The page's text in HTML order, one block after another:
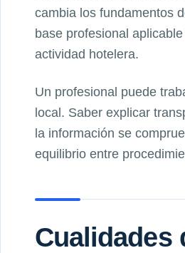
cambia los fundamentos
base profesional
actividad hotelera.
Un profesional puede
local. Saber explicar
la información se
equilibrio entre
Cualidades